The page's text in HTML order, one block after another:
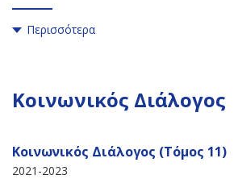
Περισσότερα
Κοινωνικός Διάλογος
Κοινωνικός Διάλογος (Τόμος 11)
2021-2023